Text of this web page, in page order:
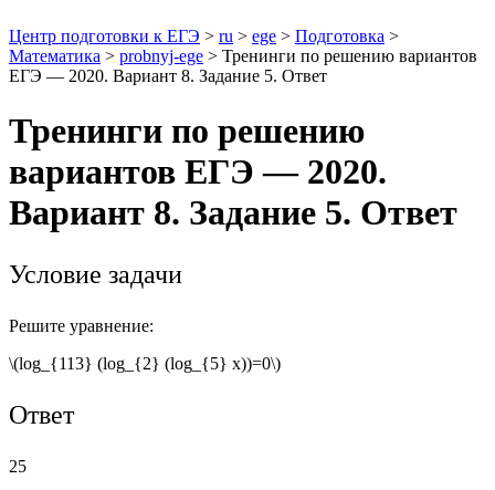
Центр подготовки к ЕГЭ > ru > ege > Подготовка >
Математика > probnyj-ege > Тренинги по решению вариантов
ЕГЭ — 2020. Вариант 8. Задание 5. Ответ
Тренинги по решению
вариантов ЕГЭ — 2020.
Вариант 8. Задание 5. Ответ
Условие задачи
Решите уравнение:
\(log_{113} (log_{2} (log_{5} x))=0\)
Ответ
25